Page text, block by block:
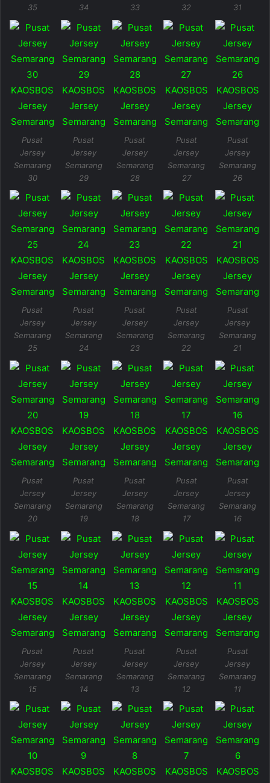
35
34
33
32
31
Pusat
Jersey
Semarang
30
Pusat
Jersey
Semarang
29
Pusat
Jersey
Semarang
28
Pusat
Jersey
Semarang
27
Pusat
Jersey
Semarang
26
Pusat
Jersey
Semarang
25
Pusat
Jersey
Semarang
24
Pusat
Jersey
Semarang
23
Pusat
Jersey
Semarang
22
Pusat
Jersey
Semarang
21
Pusat
Jersey
Semarang
20
Pusat
Jersey
Semarang
19
Pusat
Jersey
Semarang
18
Pusat
Jersey
Semarang
17
Pusat
Jersey
Semarang
16
Pusat
Jersey
Semarang
15
Pusat
Jersey
Semarang
14
Pusat
Jersey
Semarang
13
Pusat
Jersey
Semarang
12
Pusat
Jersey
Semarang
11